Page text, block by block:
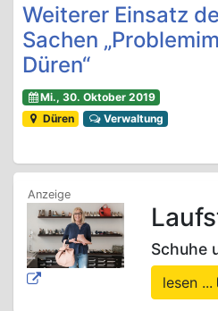
Weiterer Einsatz
Sachen
Düren“
Mi., 30. Oktober 2019
Düren
Verwaltung
Schuhe
lesen ...